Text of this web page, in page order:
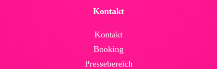
Kontakt
Kontakt
Booking
Presse­bereich